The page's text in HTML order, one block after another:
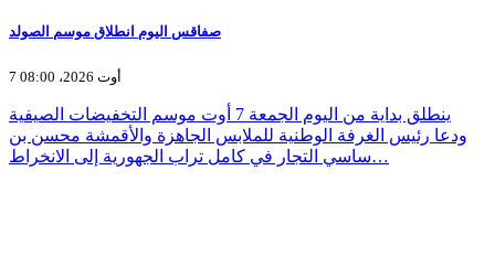
صفاقس اليوم انطلاق موسم الصولد
7 أوت 2026، 08:00
ينطلق بداية من اليوم الجمعة 7 أوت موسم التخفيضات الصيفية
ودعا رئيس الغرفة الوطنية للملابس الجاهزة والأقمشة محسن بن
ساسي التجار في كامل تراب الجهورية إلى الانخراط…